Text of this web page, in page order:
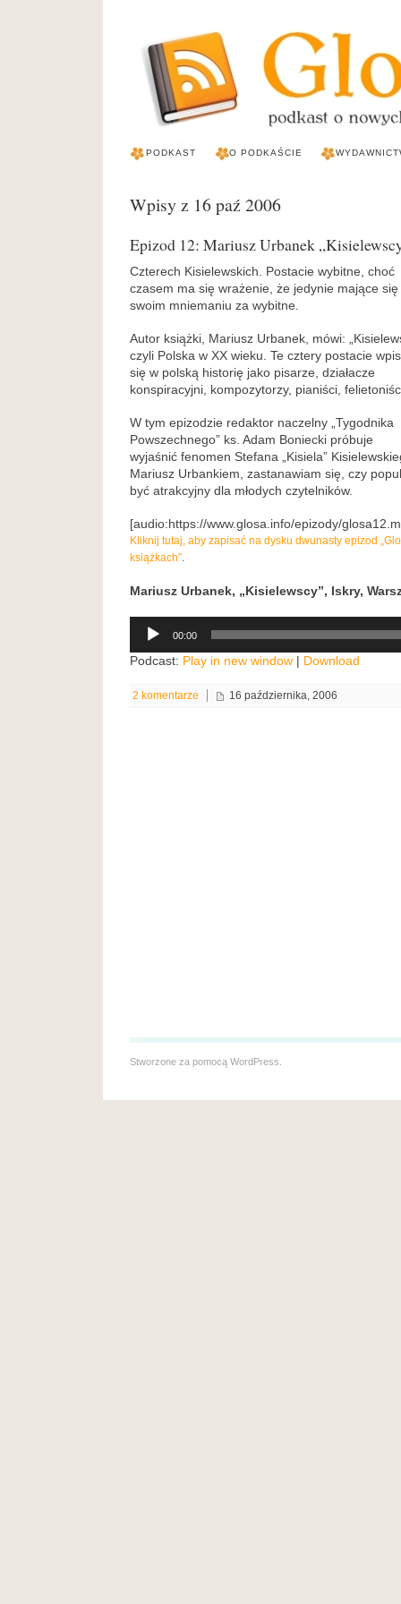
PODKAST O PODKAŚCIE
Wpisy z 16 paź 2006
Epizod 12: Mariusz Urbanek
Czterech Kisielewskich. Postacie wybitne, choć
czasem ma się wrażenie, że jedynie mające się
swoim mniemaniu za wybitne.
Autor książki, Mariusz Urbanek, mówi:
czyli Polska w XX wieku. Te cztery postacie
się w polską historię jako pisarze, działacze
konspiracyjni, kompozytorzy, pianiści,
W tym epizodzie redaktor naczelny „Tygodnika
Powszechnego” ks. Adam Boniecki próbuje
wyjaśnić fenomen Stefana „Kisiela”
Mariusz Urbankiem, zastanawiam się, czy
być atrakcyjny dla młodych czytelników.
[audio:https://www.glosa.info/epizody/
Kliknij tutaj, aby zapisać na dysku dwunasty epizod
książkach”.
Mariusz Urbanek, „Kisielewscy”, Iskry,
Odtwarzacz
plików
dźwiękowych
00:00
Podcast: Play in new window Download
2 komentarze 16 października, 2006
Stworzone za pomocą WordPress